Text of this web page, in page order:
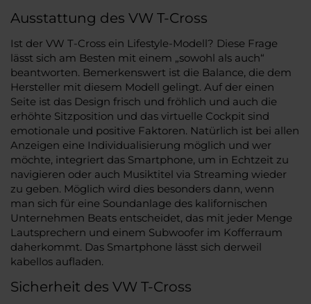
Ausstattung des VW T-Cross
Ist der VW T-Cross ein Lifestyle-Modell? Diese Frage
lässt sich am Besten mit einem „sowohl als auch“
beantworten. Bemerkenswert ist die Balance, die dem
Hersteller mit diesem Modell gelingt. Auf der einen
Seite ist das Design frisch und fröhlich und auch die
erhöhte Sitzposition und das virtuelle Cockpit sind
emotionale und positive Faktoren. Natürlich ist bei allen
Anzeigen eine Individualisierung möglich und wer
möchte, integriert das Smartphone, um in Echtzeit zu
navigieren oder auch Musiktitel via Streaming wieder
zu geben. Möglich wird dies besonders dann, wenn
man sich für eine Soundanlage des kalifornischen
Unternehmen Beats entscheidet, das mit jeder Menge
Lautsprechern und einem Subwoofer im Kofferraum
daherkommt. Das Smartphone lässt sich derweil
kabellos aufladen.
Sicherheit des VW T-Cross